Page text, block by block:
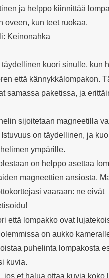
ja helppo kiinnittää
oveen, kun teet ruokaa.
Keinonahka
kuori sinulle, kun
että kännykkälompakon.
samassa paketissa, ja
sijoitetaan magneetilla
Istuvuus on täydellinen, ja
ympärille.
on helppo asettaa
magneettien ansiosta.
vaaraan: ne eivät
että lompakko ovat
on aukko
puhelinta lompakosta
kuvia.
jos et halua ottaa kuvia koko